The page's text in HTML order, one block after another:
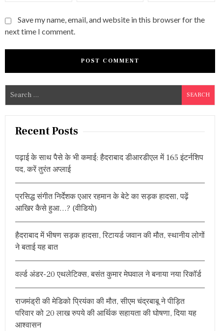
Save my name, email, and website in this browser for the
next time I comment.
e
a
Recent Posts
पढ़ाई के साथ पैसे के भी कमाई: हैदराबाद डीआरडीएल में 165 इंटर्नशिप
पद, करें तुरंत अप्लाई
प्रसिद्ध संगीत निर्देशक एआर रहमान के बेटे का सड़क हादसा, पढ़ें
आखिर कैसे हुआ…? (वीडियो)
हैदराबाद में भीषण सड़क हादसा, रिटायर्ड जवान की मौत, स्थानीय लोगों
ने बताई यह बात
वर्ल्ड अंडर-20 एथलेटिक्स, बसंत कुमार मेघवाल ने बनाया नया रिकॉर्ड
राजमंड्री की मेडिको प्रियंका की मौत, सीएम चंद्रबाबू ने पीड़ित
परिवार को 20 लाख रुपये की आर्थिक सहायता की घोषणा, दिया यह
आश्वासन